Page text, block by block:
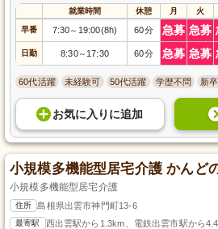
就業時間 休憩 月 火
早番 7:30～ 19:00(8h) 60分 急募 急募
日勤 8:30～ 17:30 60分 急募 急募
60代活躍 未経験可 50代活躍 学歴不問 新
お気に入り に追加
小規模多機能型居宅介護 かんど
小規模多機能型居宅介護
住所 島根県出雲市神門町13-6
最寄駅 西出雲駅から1.3km、電鉄出雲市駅から